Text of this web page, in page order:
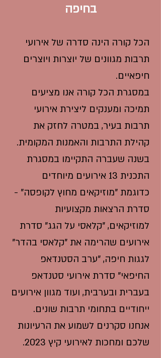
בחיפה
הכל קורה הינה סדרה של אירועי
תרבות מגוונים של יוצרות ויוצרים
חיפאיים.
במסגרת הכל קורה אנו מציעים
תמיכה ומענקים ליצירת אירועי
תרבות בעיר, במטרה לחזק את
קהילת התרבות והאמנות המקומית.
בשנה שעברה התקיימו במסגרת
התכנית 13 אירועים מיוחדים
כדוגמת "מוזיקאים מחוץ לקופסה" -
סדרת הרצאות מקצועיות
למוזיקאים, "קלאסי על הגג" סדרת
אירועים שהרימה את "קלאסי בהדר"
לגגות חיפה, "ערב הסטנדאפ
החיפאי" סדרת אירועי סטנדאפ
בעברית ובערבית, ועוד מגוון אירועים
ייחודיים בתחומי תרבות שונים.
אנחנו סקרנים לשמוע את הרעיונות
שלכם ומחכות לאירועי קיץ 2023.